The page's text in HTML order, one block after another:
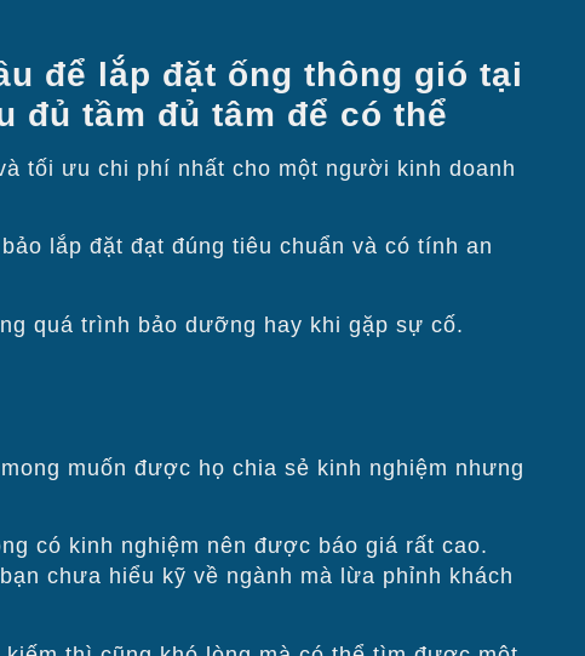
để lắp đặt ống thông gió tại
đủ tầm đủ tâm để có thể
tối ưu chi phí nhất cho một người kinh doanh
lắp đặt đạt đúng tiêu chuẩn và có tính an
quá trình bảo dưỡng hay khi gặp sự cố.
muốn được họ chia sẻ kinh nghiệm nhưng
có kinh nghiệm nên được báo giá rất cao.
chưa hiểu kỹ về ngành mà lừa phỉnh khách